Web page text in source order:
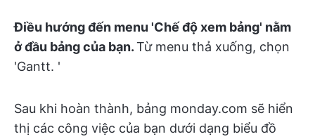
Điều hướng đến menu 'Chế độ xem bảng' nằm
ở đầu bảng của bạn.Từ menu thả xuống, chọn
'Gantt. '
Sau khi hoàn thành, bảng monday.com sẽ hiển
thị các công việc của bạn dưới dạng biểu đồ